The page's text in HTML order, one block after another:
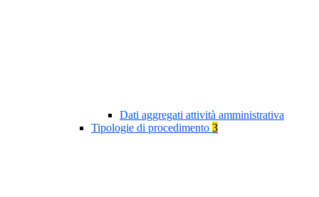
Dati aggregati attività amministrativa
Tipologie di procedimento 3